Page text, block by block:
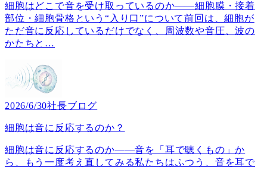
細胞はどこで音を受け取っているのか――細胞膜・接着
部位・細胞骨格という“入り口”について前回は、細胞が
ただ音に反応しているだけでなく、周波数や音圧、波の
かたちと …
2026/6/30社長ブログ
細胞は音に反応するのか？
細胞は音に反応するのか――音を「耳で聴くもの」か
ら、もう一度考え直してみる私たちはふつう、音を耳で